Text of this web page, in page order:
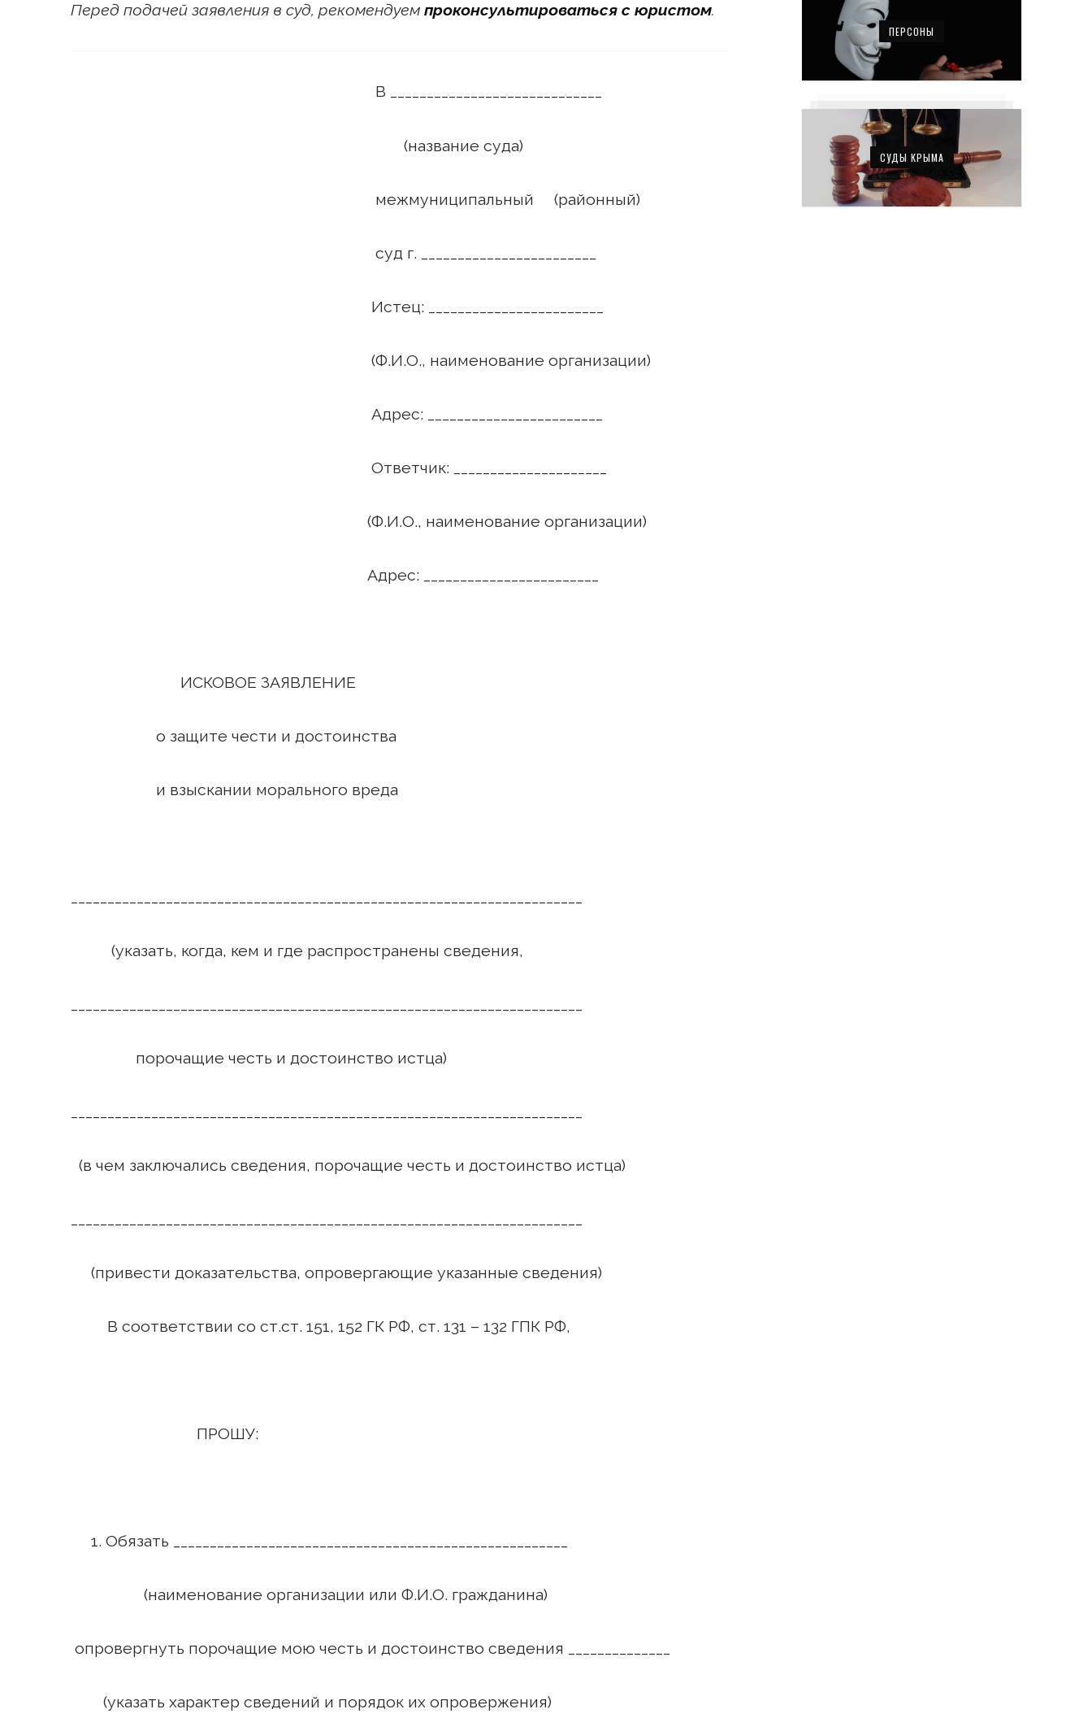
Перед подачей заявления в суд, рекомендуем проконсультироваться с юристом.
В _____________________________
(название суда)
межмуниципальный (районный)
суд г. ________________________
Истец: ________________________
(Ф.И.О., наименование организации)
Адрес: ________________________
Ответчик: _____________________
(Ф.И.О., наименование организации)
Адрес: ________________________
ИСКОВОЕ ЗАЯВЛЕНИЕ
о защите чести и достоинства
и взыскании морального вреда
(указать, когда, кем и где распространены сведения,
порочащие честь и достоинство истца)
(в чем заключались сведения, порочащие честь и достоинство истца)
(привести доказательства, опровергающие указанные сведения)
В соответствии со ст.ст. 151, 152 ГК РФ, ст. 131 – 132 ГПК РФ,
ПРОШУ:
1. Обязать ______________________________________________________
(наименование организации или Ф.И.О. гражданина)
опровергнуть порочащие мою честь и достоинство сведения ______________
(указать характер сведений и порядок их опровержения)
ПЕРСОНЫ
СУДЫ КРЫМА